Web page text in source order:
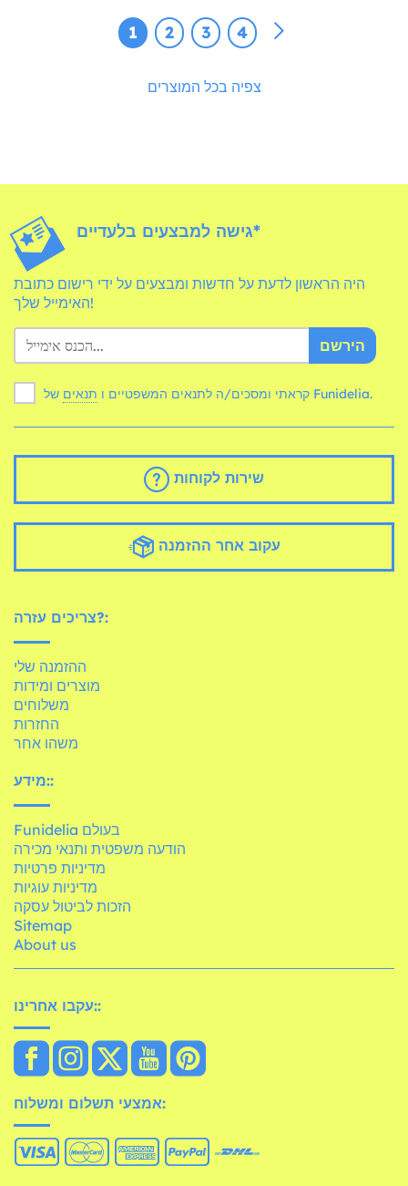
1 2 3 4
צפיה בכל המוצרים
גישה למבצעים בלעדיים*
היה הראשון לדעת על חדשות ומבצעים על ידי רישום כתובת
האימייל שלך!
הירשם
קראתי ומסכים/ה לתנאים המשפטיים ו תנאים של Funidelia.
שירות לקוחות
עקוב אחר ההזמנה
צריכים עזרה?:
ההזמנה שלי
מוצרים ומידות
משלוחים
החזרות
משהו אחר
מידע::
Funidelia בעולם
הודעה משפטית ותנאי מכירה
מדיניות פרטיות
מדיניות עוגיות
הזכות לביטול עסקה
Sitemap
About us
עקבו אחרינו::
אמצעי תשלום ומשלוח: